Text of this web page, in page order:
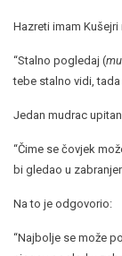
Hazreti imam
“Stalno pogledaj (
tebe stalno vidi,
Jedan mudrac
“Čime se čovjek
bi gledao u
Na to je odgovorio:
“Najbolje se može